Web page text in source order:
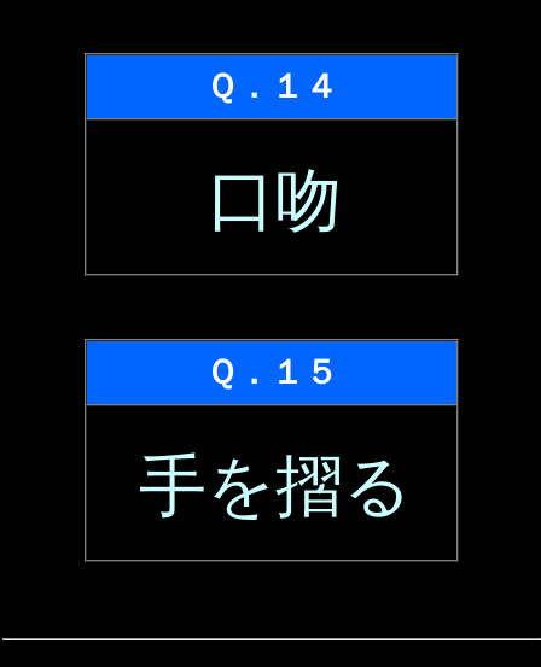
Ｑ．１４
口吻
Ｑ．１５
手を摺る